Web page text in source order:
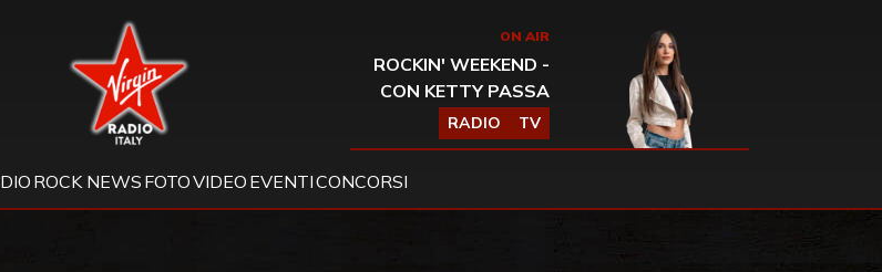
Virgin Radio ON AIR
ROCKIN' WEEKEND -
CON KETTY PASSA
RADIO TV
ROCK NEWS FOTOVIDEO EVENTICONCORSI